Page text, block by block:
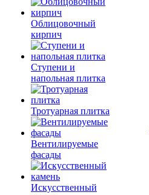
Облицовочный
кирпич
Ступени и
напольная плитка
Тротуарная плитка
Вентилируемые
фасады
Искусственный